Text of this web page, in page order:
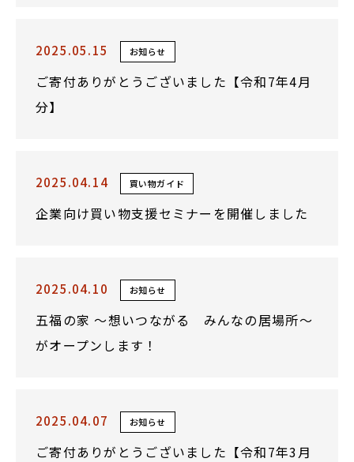
2025.05.15 お知らせ
ご寄付ありがとうございました【令和7年4月
分】
2025.04.14 買い物ガイド
企業向け買い物支援セミナーを開催しました
2025.04.10 お知らせ
五福の家 ～想いつながる みんなの居場所～
がオープンします！
2025.04.07 お知らせ
ご寄付ありがとうございました【令和7年3月